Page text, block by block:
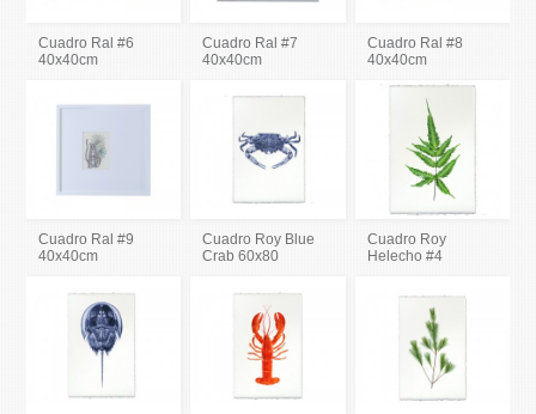
Cuadro Ral #6
40x40cm
Cuadro Ral #7
40x40cm
Cuadro Ral #8
40x40cm
Cuadro Ral #9
40x40cm
Cuadro Roy Blue
Crab 60x80
Cuadro Roy
Helecho #4